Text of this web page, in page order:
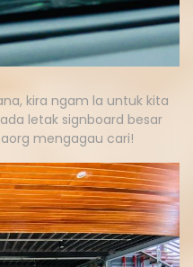
kira ngam la untuk kita
letak signboard besar
mengagau cari!